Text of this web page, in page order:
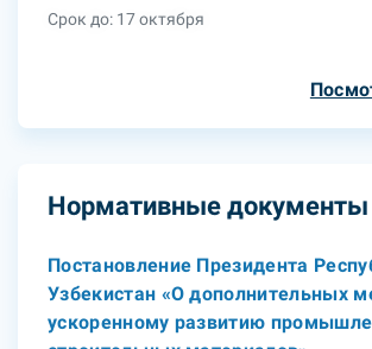
Срок до: 17 октября
Нормативные документы
Постановление Президента
Узбекистан «О дополнительных
ускоренному развитию